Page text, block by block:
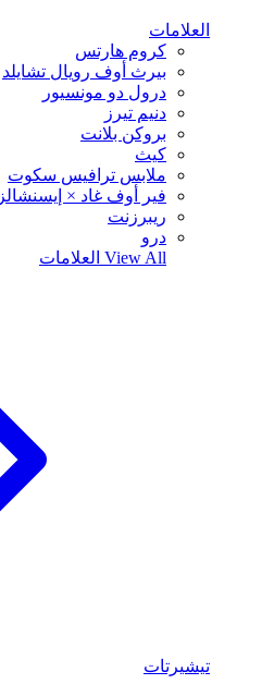
العلامات
كروم هارتس
بيرث أوف رويال تشايلد
درول دو مونسيور
دنيم تيرز
بروكن بلانت
كيث
ملابس ترافيس سكوت
فير أوف غاد × إيسنشالز
ريبرزنت
درو
View All العلامات
تيشيرتات